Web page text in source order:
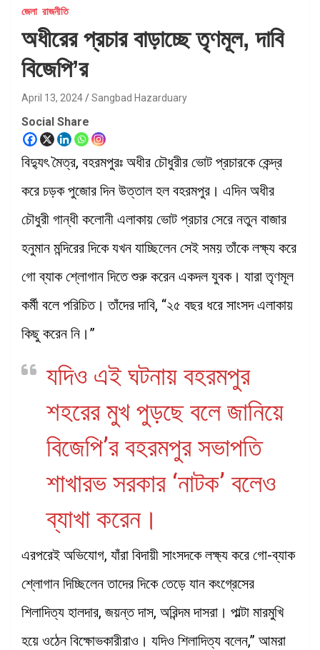
জেলা রাজনীতি
অধীরের প্রচার বাড়াচ্ছে তৃণমূল, দাবি
বিজেপি’র
April 13, 2024 Sangbad Hazarduary
Social Share
বিদ্যুৎ মৈত্র, বহরমপুরঃ অধীর চৌধুরীর ভোট প্রচারকে কেন্দ্র
করে চড়ক পুজোর দিন উত্তাল হল বহরমপুর। এদিন অধীর
চৌধুরী গান্ধী কলোনী এলাকায় ভোট প্রচার সেরে নতুন বাজার
হনুমান মন্দিরের দিকে যখন যাচ্ছিলেন সেই সময় তাঁকে লক্ষ্য করে
গো ব্যাক শ্লোগান দিতে শুরু করেন একদল যুবক। যারা তৃণমূল
কর্মী বলে পরিচিত। তাঁদের দাবি, “২৫ বছর ধরে সাংসদ এলাকায়
কিছু করেন নি।”
যদিও এই ঘটনায় বহরমপুর
শহরের মুখ পুড়ছে বলে জানিয়ে
বিজেপি’র বহরমপুর সভাপতি
শাখারভ সরকার ‘নাটক’ বলেও
ব্যাখা করেন।
এরপরেই অভিযোগ, যাঁরা বিদায়ী সাংসদকে লক্ষ্য করে গো-ব্যাক
শ্লোগান দিচ্ছিলেন তাদের দিকে তেড়ে যান কংগ্রেসের
শিলাদিত্য হালদার, জয়ন্ত দাস, অরিন্দম দাসরা। পাল্টা মারমুখি
হয়ে ওঠেন বিক্ষোভকারীরাও। যদিও শিলাদিত্য বলেন,” আমরা